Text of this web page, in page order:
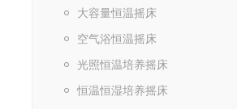
大容量恒温摇床
空气浴恒温摇床
光照恒温培养摇床
恒温恒湿培养摇床